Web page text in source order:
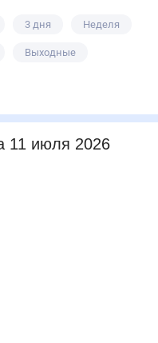
3 дня Неделя
Выходные
11 июля 2026